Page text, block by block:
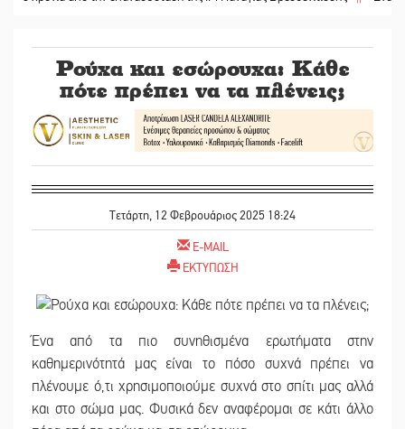
Ρούχα και εσώρουχα: Κάθε
πότε πρέπει να τα πλένεις;
Τετάρτη, 12 Φεβρουάριος 2025 18:24
E-MAIL
ΕΚΤΥΠΩΣΗ
Ένα από τα πιο συνηθισμένα ερωτήματα στην
καθημερινότητά μας είναι το πόσο συχνά πρέπει να
πλένουμε ό,τι χρησιμοποιούμε συχνά στο σπίτι μας αλλά
και στο σώμα μας. Φυσικά δεν αναφέρομαι σε κάτι άλλο